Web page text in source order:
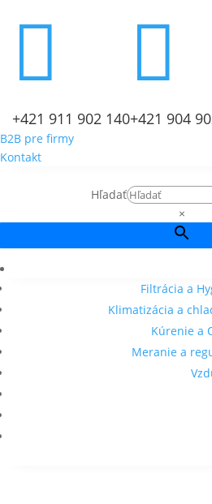

+421 904

+421 911 902 140
B2B pre firmy
Kontakt
Hľadať
×
Filtrácia a
Klimatizácia a
Kúrenie a
Meranie a